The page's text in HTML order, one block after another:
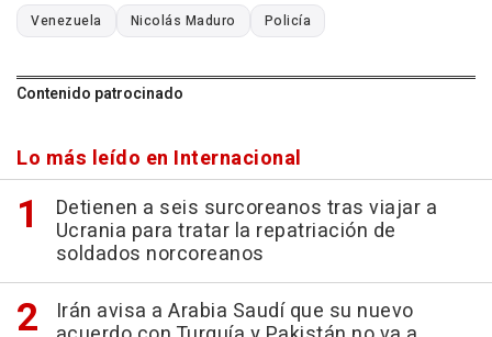
Venezuela Nicolás Maduro Policía
Contenido patrocinado
Lo más leído en Internacional
Detienen a seis surcoreanos tras viajar a
Ucrania para tratar la repatriación de
soldados norcoreanos
Irán avisa a Arabia Saudí que su nuevo